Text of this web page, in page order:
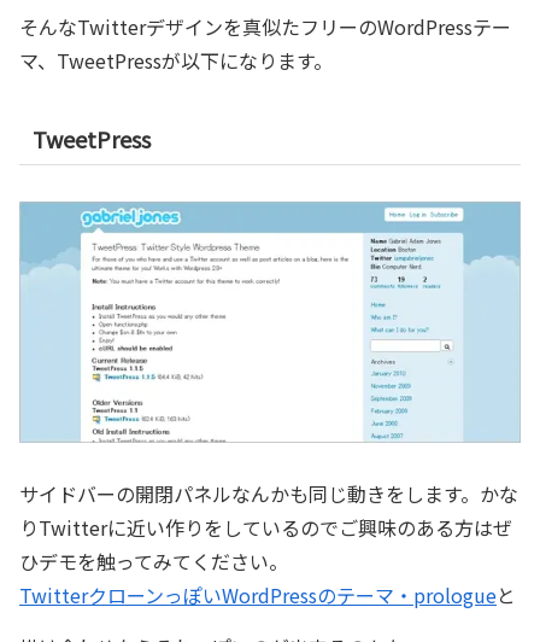
そんなTwitterデザインを真似たフリーのWordPressテー
マ、TweetPressが以下になります。
TweetPress
サイドバーの開閉パネルなんかも同じ動きをします。かな
りTwitterに近い作りをしているのでご興味のある方はぜ
ひデモを触ってみてください。
TwitterクローンっぽいWordPressのテーマ・prologueと